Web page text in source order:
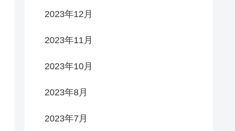
2023年12月
2023年11月
2023年10月
2023年8月
2023年7月